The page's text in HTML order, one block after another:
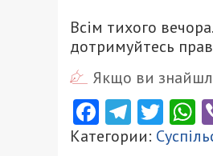
Всім тихого
дотримуйтесь
Якщо ви
Facebook
Категории: